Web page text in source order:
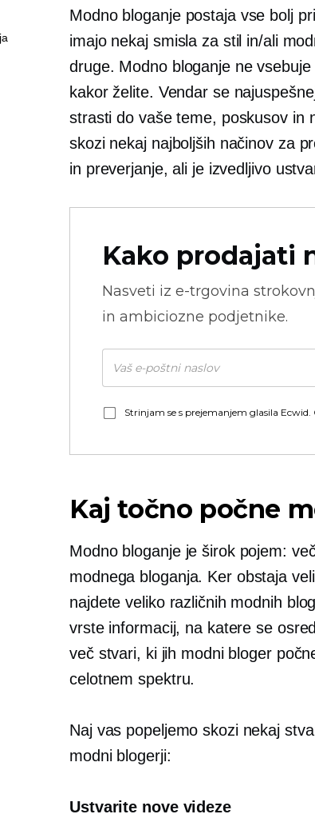
Modno bloganje postaja vse bolj
imajo nekaj smisla za stil in/ali
druge. Modno bloganje ne
kakor želite. Vendar se
strasti do vaše teme, poskusov in
skozi nekaj najboljših načinov za
in preverjanje, ali je izvedljivo
Kako prodajati
Nasveti iz e-trgovina
in ambiciozne podjetnike.
Strinjam se s prejemanjem glasila
Kaj točno počne
Modno bloganje je širok pojem:
modnega bloganja. Ker obstaja
najdete veliko različnih modnih
vrste informacij, na katere se
več stvari, ki jih modni bloger
celotnem spektru.
Naj vas popeljemo skozi nekaj
modni blogerji:
Ustvarite nove videze